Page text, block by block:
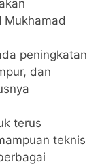
Mukhamad
peningkatan
dan
terus
teknis